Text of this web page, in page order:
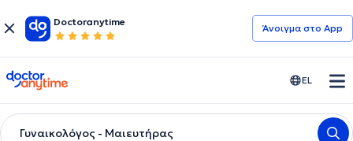
Doctoranytime
Άνοιγμα στο App
doctoranytime EL
Γυναικολόγος - Μαιευτήρας